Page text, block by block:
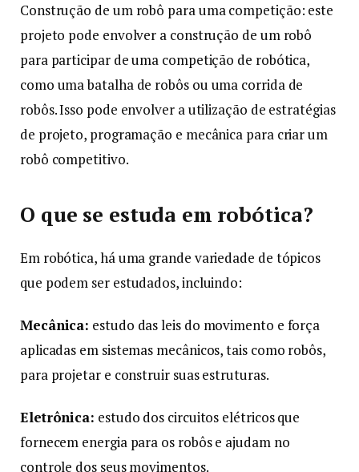
Construção de um robô para uma competição: este
projeto pode envolver a construção de um robô
para participar de uma competição de robótica,
como uma batalha de robôs ou uma corrida de
robôs. Isso pode envolver a utilização de estratégias
de projeto, programação e mecânica para criar um
robô competitivo.
O que se estuda em robótica?
Em robótica, há uma grande variedade de tópicos
que podem ser estudados, incluindo:
Mecânica: estudo das leis do movimento e força
aplicadas em sistemas mecânicos, tais como robôs,
para projetar e construir suas estruturas.
Eletrônica: estudo dos circuitos elétricos que
fornecem energia para os robôs e ajudam no
controle dos seus movimentos.